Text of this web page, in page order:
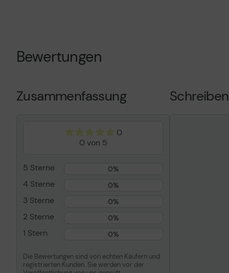
Verdrahtungsschema
Drähte pro Kabel
8 Kabel
Anschluss/Anschlüsse (anderes
Bewertungen
Zusammenfassung
0
0 von 5
5 Sterne 0%
4 Sterne 0%
3 Sterne 0%
2 Sterne 0%
1 Stern 0%
Die Bewertungen sind von echten Käufern und
registrierten Kunden. Sie werden vor der